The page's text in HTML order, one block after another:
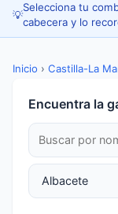
💡
Selecciona tu
cabecera y lo
Inicio › Castilla-La
Encuentra la